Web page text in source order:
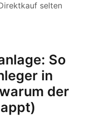
selten
So
in
der